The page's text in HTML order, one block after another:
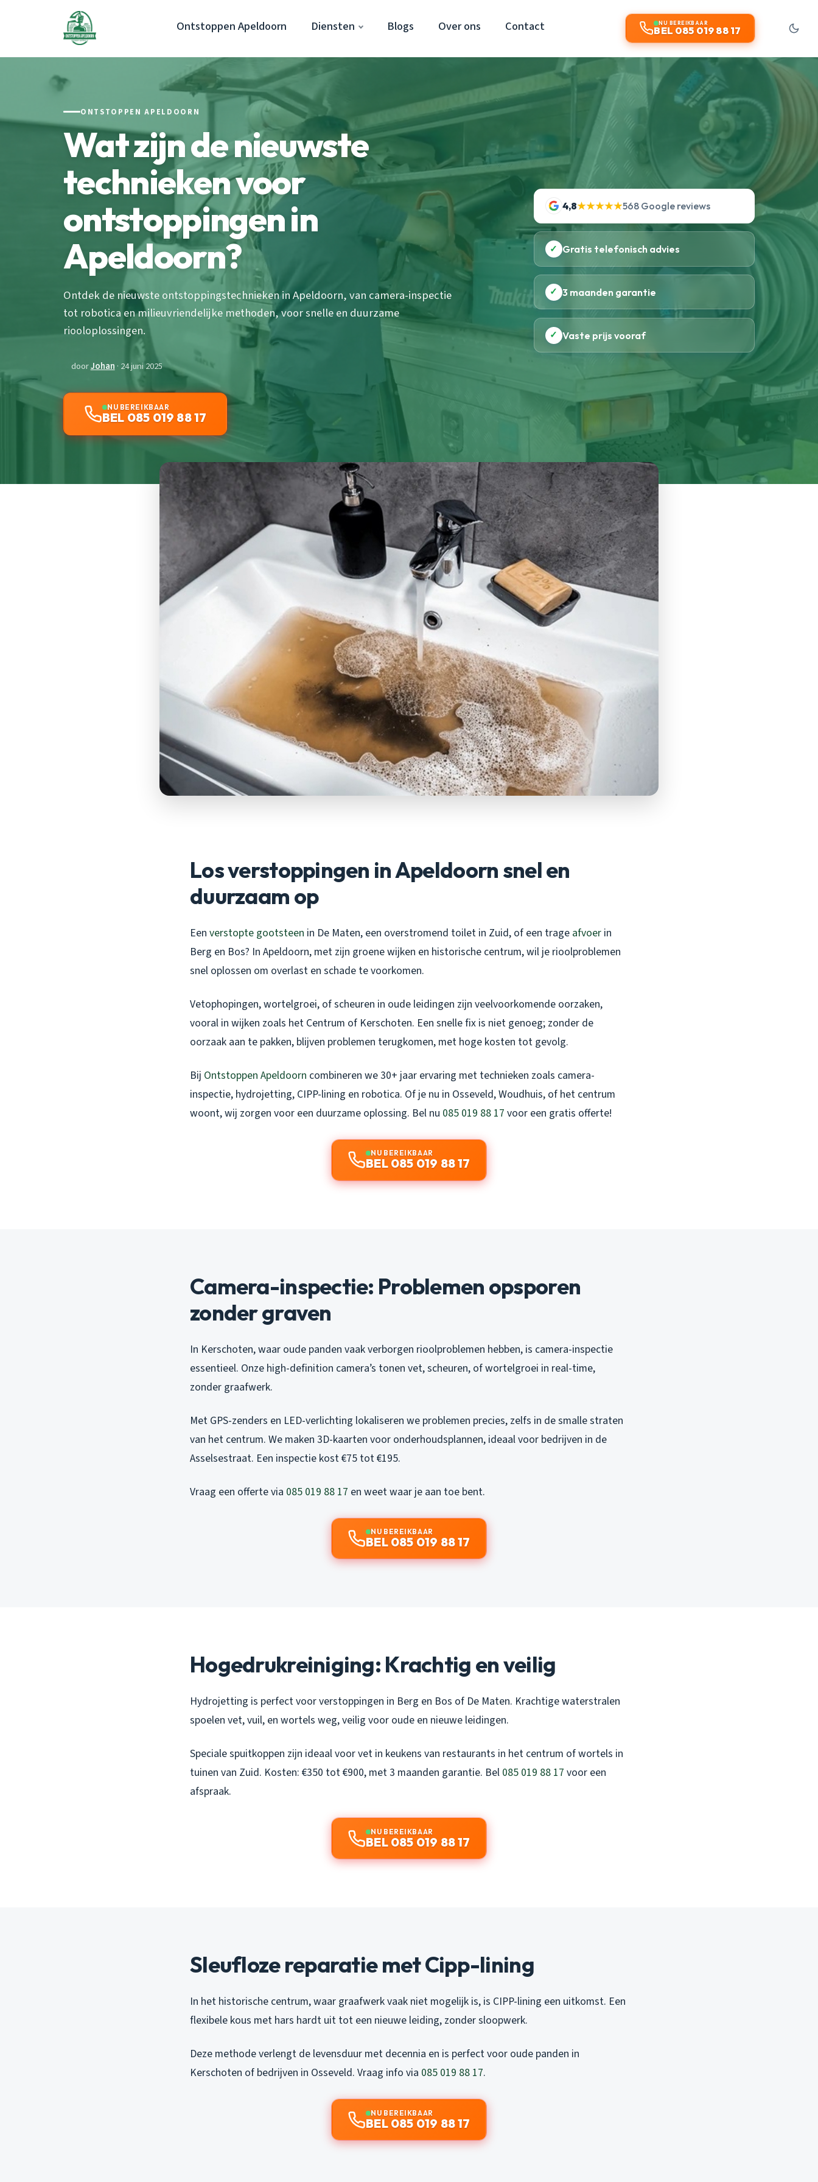
Ontstoppen Apeldoorn Diensten Blogs Over ons Contact NU BEREIKBAAR
BEL 085 019 88 17
ONTSTOPPEN APELDOORN
Wat zijn de nieuwste
technieken voor
ontstoppingen in
Apeldoorn?
Ontdek de nieuwste ontstoppingstechnieken in Apeldoorn, van camera-inspectie
tot robotica en milieuvriendelijke methoden, voor snelle en duurzame
riooloplossingen.
doorJohan · 24 juni 2025
NU BEREIKBAAR
BEL 085 019 88 17
4,8★★★★★568 Google reviews
✓ Gratis telefonisch advies
✓ 3 maanden garantie
✓ Vaste prijs vooraf
Los verstoppingen in Apeldoorn snel en
duurzaam op
Een verstopte gootsteen in De Maten, een overstromend toilet in Zuid, of een trage afvoer in
Berg en Bos? In Apeldoorn, met zijn groene wijken en historische centrum, wil je rioolproblemen
snel oplossen om overlast en schade te voorkomen.
Vetophopingen, wortelgroei, of scheuren in oude leidingen zijn veelvoorkomende oorzaken,
vooral in wijken zoals het Centrum of Kerschoten. Een snelle fix is niet genoeg; zonder de
oorzaak aan te pakken, blijven problemen terugkomen, met hoge kosten tot gevolg.
Bij Ontstoppen Apeldoorn combineren we 30+ jaar ervaring met technieken zoals camera-
inspectie, hydrojetting, CIPP-lining en robotica. Of je nu in Osseveld, Woudhuis, of het centrum
woont, wij zorgen voor een duurzame oplossing. Bel nu 085 019 88 17 voor een gratis offerte!
NU BEREIKBAAR
BEL 085 019 88 17
Camera-inspectie: Problemen opsporen
zonder graven
In Kerschoten, waar oude panden vaak verborgen rioolproblemen hebben, is camera-inspectie
essentieel. Onze high-definition camera’s tonen vet, scheuren, of wortelgroei in real-time,
zonder graafwerk.
Met GPS-zenders en LED-verlichting lokaliseren we problemen precies, zelfs in de smalle straten
van het centrum. We maken 3D-kaarten voor onderhoudsplannen, ideaal voor bedrijven in de
Asselsestraat. Een inspectie kost €75 tot €195.
Vraag een offerte via 085 019 88 17 en weet waar je aan toe bent.
NU BEREIKBAAR
BEL 085 019 88 17
Hogedrukreiniging: Krachtig en veilig
Hydrojetting is perfect voor verstoppingen in Berg en Bos of De Maten. Krachtige waterstralen
spoelen vet, vuil, en wortels weg, veilig voor oude en nieuwe leidingen.
Speciale spuitkoppen zijn ideaal voor vet in keukens van restaurants in het centrum of wortels in
tuinen van Zuid. Kosten: €350 tot €900, met 3 maanden garantie. Bel 085 019 88 17 voor een
afspraak.
NU BEREIKBAAR
BEL 085 019 88 17
Sleufloze reparatie met Cipp-lining
In het historische centrum, waar graafwerk vaak niet mogelijk is, is CIPP-lining een uitkomst. Een
flexibele kous met hars hardt uit tot een nieuwe leiding, zonder sloopwerk.
Deze methode verlengt de levensduur met decennia en is perfect voor oude panden in
Kerschoten of bedrijven in Osseveld. Vraag info via 085 019 88 17.
NU BEREIKBAAR
BEL 085 019 88 17